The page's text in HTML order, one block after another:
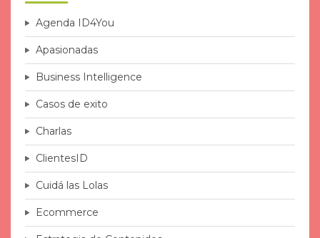
Agenda ID4You
Apasionadas
Business Intelligence
Casos de exito
Charlas
ClientesID
Cuidá las Lolas
Ecommerce